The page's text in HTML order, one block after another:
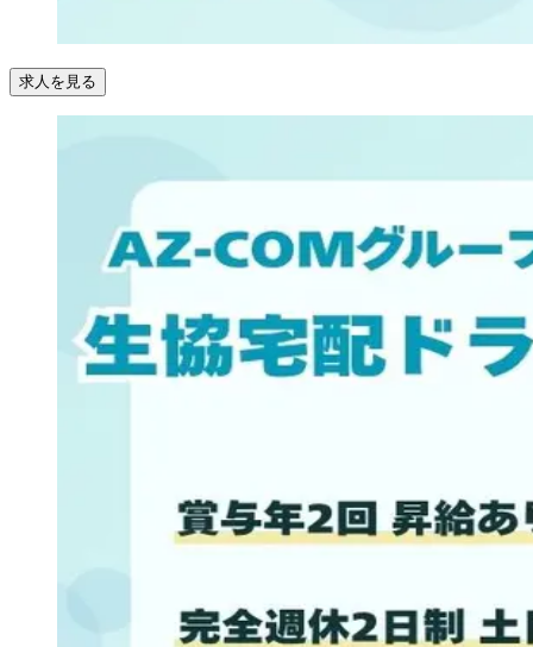
求人を見る